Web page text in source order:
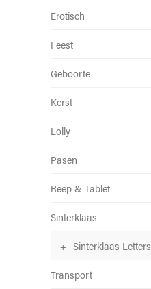
Erotisch
Feest
Geboorte
Kerst
Lolly
Pasen
Reep & Tablet
Sinterklaas
Sinterklaas Letters
Transport